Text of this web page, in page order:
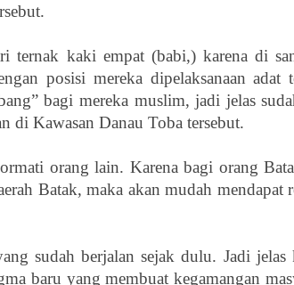
ternak kaki empat (babi,) karena di
posisi mereka dipelaksanaan adat
bagi mereka muslim, jadi jelas
di Kawasan Danau Toba tersebut.
orang lain. Karena bagi orang
Batak, maka akan mudah mendapat
sudah berjalan sejak dulu. Jadi jelas
baru yang membuat kegamangan